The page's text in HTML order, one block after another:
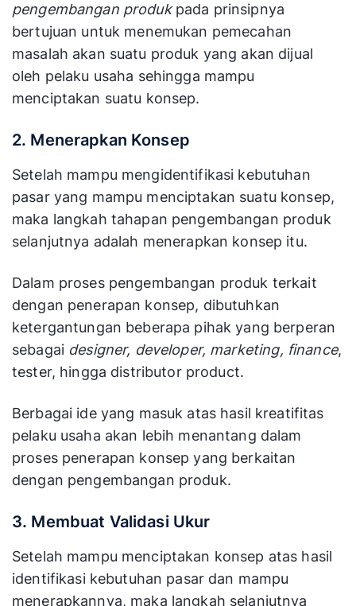
pengembangan produkpada prinsipnya
bertujuan untuk menemukan pemecahan
masalah akan suatu produk yang akan dijual
oleh pelaku usaha sehingga mampu
menciptakan suatu konsep.
2. Menerapkan Konsep
Setelah mampu mengidentifikasi kebutuhan
pasar yang mampu menciptakan suatu konsep,
maka langkah tahapan pengembangan produk
selanjutnya adalah menerapkan konsep itu.
Dalam proses pengembangan produk terkait
dengan penerapan konsep, dibutuhkan
ketergantungan beberapa pihak yang berperan
sebagai designer, developer, marketing, finance,
tester, hingga distributor product.
Berbagai ide yang masuk atas hasil kreatifitas
pelaku usaha akan lebih menantang dalam
proses penerapan konsep yang berkaitan
dengan pengembangan produk.
3. Membuat Validasi Ukur
Setelah mampu menciptakan konsep atas hasil
identifikasi kebutuhan pasar dan mampu
menerapkannya, maka langkah selanjutnya